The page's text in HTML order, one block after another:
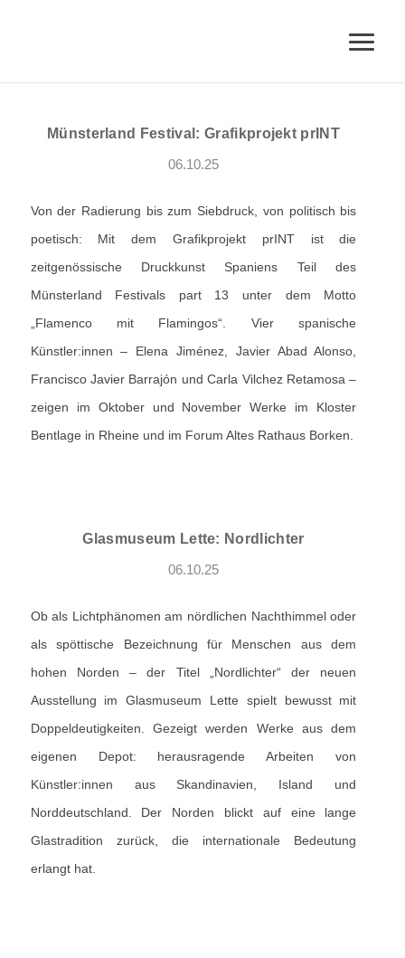
Münsterland Festival: Grafikprojekt prINT
06.10.25
Von der Radierung bis zum Siebdruck, von politisch bis
poetisch: Mit dem Grafikprojekt prINT ist die
zeitgenössische Druckkunst Spaniens Teil des
Münsterland Festivals part 13 unter dem Motto
„Flamenco mit Flamingos“. Vier spanische
Künstler:innen – Elena Jiménez, Javier Abad Alonso,
Francisco Javier Barrajón und Carla Vilchez Retamosa –
zeigen im Oktober und November Werke im Kloster
Bentlage in Rheine und im Forum Altes Rathaus Borken.
Glasmuseum Lette: Nordlichter
06.10.25
Ob als Lichtphänomen am nördlichen Nachthimmel oder
als spöttische Bezeichnung für Menschen aus dem
hohen Norden – der Titel „Nordlichter“ der neuen
Ausstellung im Glasmuseum Lette spielt bewusst mit
Doppeldeutigkeiten. Gezeigt werden Werke aus dem
eigenen Depot: herausragende Arbeiten von
Künstler:innen aus Skandinavien, Island und
Norddeutschland. Der Norden blickt auf eine lange
Glastradition zurück, die internationale Bedeutung
erlangt hat.